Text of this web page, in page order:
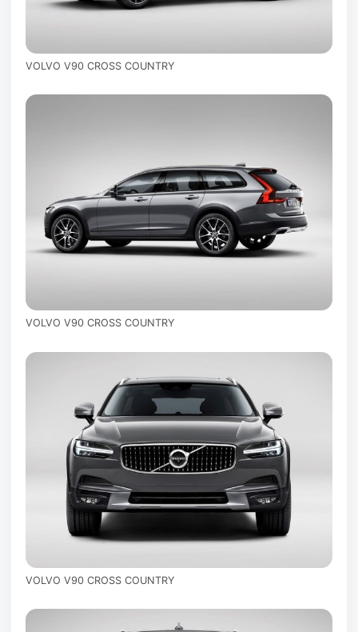
VOLVO V90 CROSS COUNTRY
VOLVO V90 CROSS COUNTRY
VOLVO V90 CROSS COUNTRY